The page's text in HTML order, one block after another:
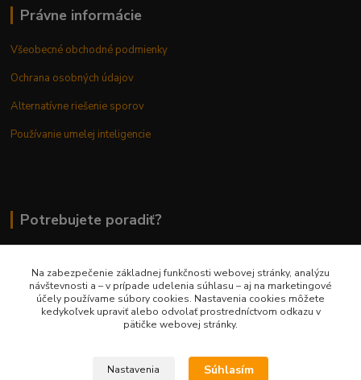
Právne informácie
Všeobecné obchodné podmienky
Ochrana osobných údajov
Alternatívne riešenie sporov
Používanie umelej inteligencie
Potrebujete poradiť?
0948 236 042
info@margaretkashop.sk
Na zabezpečenie základnej funkčnosti webovej stránky, analýzu
návštevnosti a – v prípade udelenia súhlasu – aj na marketingové
účely používame súbory cookies. Nastavenia cookies môžete
kedykoľvek upraviť alebo odvolať prostredníctvom odkazu v
pätičke webovej stránky.
Nastavenia Súhlasím